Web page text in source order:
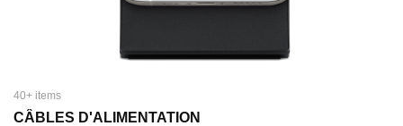
40+ items
CÂBLES D'ALIMENTATION